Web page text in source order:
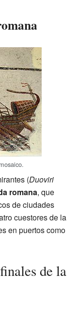
(Duoviri
romana, que
de ciudades
cuestores de la
en puertos como
de la